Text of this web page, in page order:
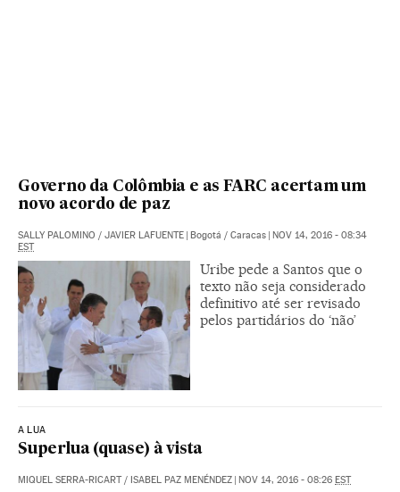
Governo da Colômbia e as FARC acertam um
novo acordo de paz
SALLY PALOMINO / JAVIER LAFUENTE | Bogotá / Caracas | NOV 14, 2016 - 08:34
EST
Uribe pede a Santos que o
texto não seja considerado
definitivo até ser revisado
pelos partidários do ‘não’
A LUA
Superlua (quase) à vista
MIQUEL SERRA-RICART / ISABEL PAZ MENÉNDEZ | NOV 14, 2016 - 08:26 EST